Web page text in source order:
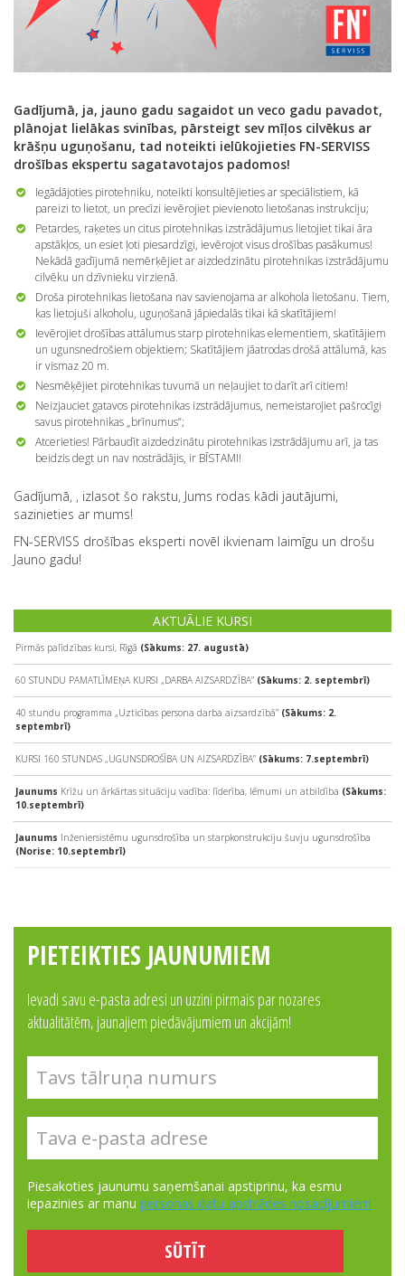
Gadījumā, ja, jauno gadu sagaidot un veco gadu pavadot,
plānojat lielākas svinības, pārsteigt sev mīļos cilvēkus ar
krāšņu uguņošanu, tad noteikti ielūkojieties FN-SERVISS
drošības ekspertu sagatavotajos padomos!
Iegādājoties pirotehniku, noteikti konsultējieties ar speciālistiem, kā
pareizi to lietot, un precīzi ievērojiet pievienoto lietošanas instrukciju;
Petardes, raķetes un citus pirotehnikas izstrādājumus lietojiet tikai āra
apstākļos, un esiet ļoti piesardzīgi, ievērojot visus drošības pasākumus!
Nekādā gadījumā nemērķējiet ar aizdedzinātu pirotehnikas izstrādājumu
cilvēku un dzīvnieku virzienā.
Droša pirotehnikas lietošana nav savienojama ar alkohola lietošanu. Tiem,
kas lietojuši alkoholu, uguņošanā jāpiedalās tikai kā skatītājiem!
Ievērojiet drošības attālumus starp pirotehnikas elementiem, skatītājiem
un ugunsnedrošiem objektiem; Skatītājiem jāatrodas drošā attālumā, kas
ir vismaz 20 m.
Nesmēķējiet pirotehnikas tuvumā un neļaujiet to darīt arī citiem!
Neizjauciet gatavos pirotehnikas izstrādājumus, nemeistarojiet pašrocīgi
savus pirotehnikas „brīnumus”;
Atcerieties! Pārbaudīt aizdedzinātu pirotehnikas izstrādājumu arī, ja tas
beidzis degt un nav nostrādājis, ir BĪSTAMI!
Gadījumā, , izlasot šo rakstu, Jums rodas kādi jautājumi,
sazinieties ar mums!
FN-SERVISS drošības eksperti novēl ikvienam laimīgu un drošu
Jauno gadu!
AKTUĀLIE KURSI
Pirmās palīdzības kursi, Rīgā (Sākums: 27. augustā)
60 STUNDU PAMATLĪMEŅA KURSI „DARBA AIZSARDZĪBA” (Sākums: 2. septembrī)
40 stundu programma „Uzticības persona darba aizsardzībā” (Sākums: 2.
septembrī)
KURSI 160 STUNDAS „UGUNSDROŠĪBA UN AIZSARDZĪBA” (Sākums: 7.septembrī)
Jaunums Krīžu un ārkārtas situāciju vadība: līderība, lēmumi un atbildība (Sākums:
10.septembrī)
Jaunums Inženiersistēmu ugunsdrošība un starpkonstrukciju šuvju ugunsdrošība
(Norise: 10.septembrī)
PIETEIKTIES JAUNUMIEM
Ievadi savu e-pasta adresi un uzzini pirmais par nozares
aktualitātēm, jaunajiem piedāvājumiem un akcijām!
Piesakoties jaunumu saņemšanai apstiprinu, ka esmu
iepazinies ar manu personas datu apstrādes nosacījumiem